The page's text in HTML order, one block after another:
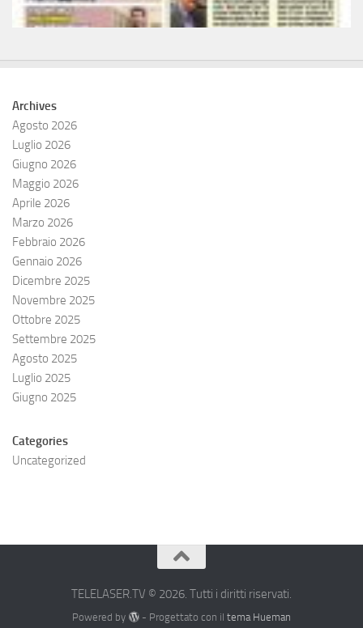
Archives
Agosto 2026
Luglio 2026
Giugno 2026
Maggio 2026
Aprile 2026
Marzo 2026
Febbraio 2026
Gennaio 2026
Dicembre 2025
Novembre 2025
Ottobre 2025
Settembre 2025
Agosto 2025
Luglio 2025
Giugno 2025
Categories
Uncategorized
TELELASER.TV © 2026. Tutti i diritti riservati.
Powered by - Progettato con il tema Hueman